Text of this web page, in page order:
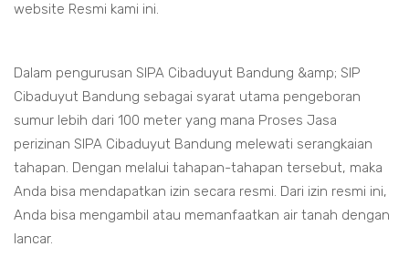
website Resmi kami ini.
Dalam pengurusan SIPA Cibaduyut Bandung &amp; SIP
Cibaduyut Bandung sebagai syarat utama pengeboran
sumur lebih dari 100 meter yang mana Proses Jasa
perizinan SIPA Cibaduyut Bandung melewati serangkaian
tahapan. Dengan melalui tahapan-tahapan tersebut, maka
Anda bisa mendapatkan izin secara resmi. Dari izin resmi ini,
Anda bisa mengambil atau memanfaatkan air tanah dengan
lancar.